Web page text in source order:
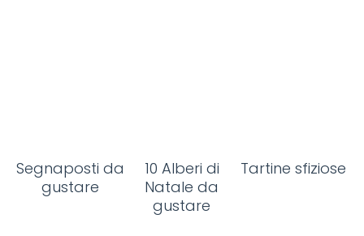
Segnaposti da
gustare
10 Alberi di
Natale da
gustare
Tartine sfiziose